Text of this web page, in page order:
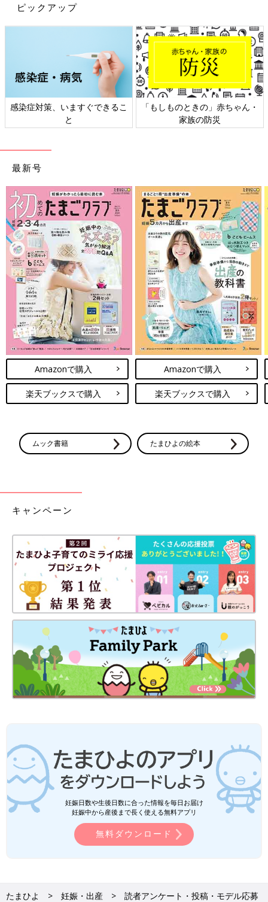
ピックアップ
感染症対策、いますぐできるこ
と
「もしものときの」赤ちゃん・
家族の防災
最新号
Amazonで購入
楽天ブックスで購入
Amazonで購入
楽天ブックスで購入
ムック書籍 たまひよの絵本
キャンペーン
妊娠日数や生後日数に合った情報を毎日お届け
妊娠中から産後まで長く使える無料アプリ
無料ダウンロード
たまひよ 妊娠・出産 読者アンケート・投稿・モデル応募